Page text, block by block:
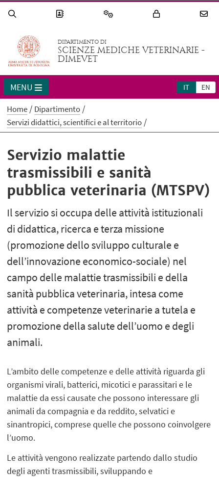
DIPARTIMENTO DI
SCIENZE MEDICHE VETERINARIE -
DIMEVET
IT EN
MENU
Home
Dipartimento
Servizi didattici, scientifici e al territorio
Servizio malattie
trasmissibili e sanità
pubblica veterinaria (MTSPV)
Il servizio si occupa delle attività istituzionali
di didattica, ricerca e terza missione
(promozione dello sviluppo culturale e
dell’innovazione economico-sociale) nel
campo delle malattie trasmissibili e della
sanità pubblica veterinaria, intesa come
attività e competenze veterinarie a tutela e
promozione della salute dell’uomo e degli
animali.
L’ambito delle competenze e delle attività riguarda gli
organismi virali, batterici, micotici e parassitari e le
malattie da essi causate che possono interessare gli
animali da compagnia e da reddito, selvatici e
sinantropici, comprese quelle che possono coinvolgere
l’uomo.
Le attività vengono realizzate partendo dallo studio
degli agenti trasmissibili, sviluppando e